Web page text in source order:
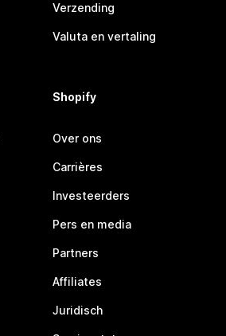
Verzending
Valuta en vertaling
Shopify
Over ons
Carrières
Investeerders
Pers en media
Partners
Affiliates
Juridisch